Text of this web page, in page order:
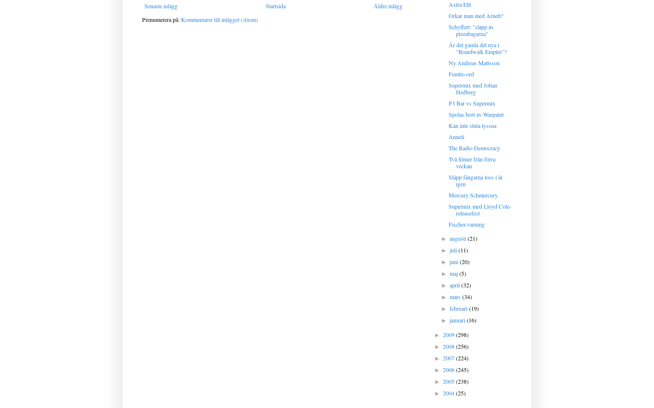
Senaste inlägg Äldre inlägg
Startsida
Prenumerera på:Kommentarer till inlägget (Atom)
Axtra Ellt
Orkar man med Arnett?
Schyffert: "släpp in
pizzabagarna"
Är det gamla det nya i
"Boardwalk Empire"?
Ny Andreas Mattsson
Femtio ord
Supermix med Johan
Hedberg
P3 Bar vs Supermix
Spolas bort av Warpaint
Kan inte sluta lyssna
Anneli
The Radio Democracy
Två filmer från förra
veckan
Släpp fångarna loss i år
igen
Mercury Schmercury
Supermix med Lloyd Cole-
releasefest
Fischer-varning
►augusti(21)
►juli(11)
►juni(20)
►maj(5)
►april(32)
►mars(34)
►februari(19)
►januari(16)
► 2009(298)
► 2008(256)
► 2007(224)
► 2006(245)
► 2005(238)
► 2004(25)